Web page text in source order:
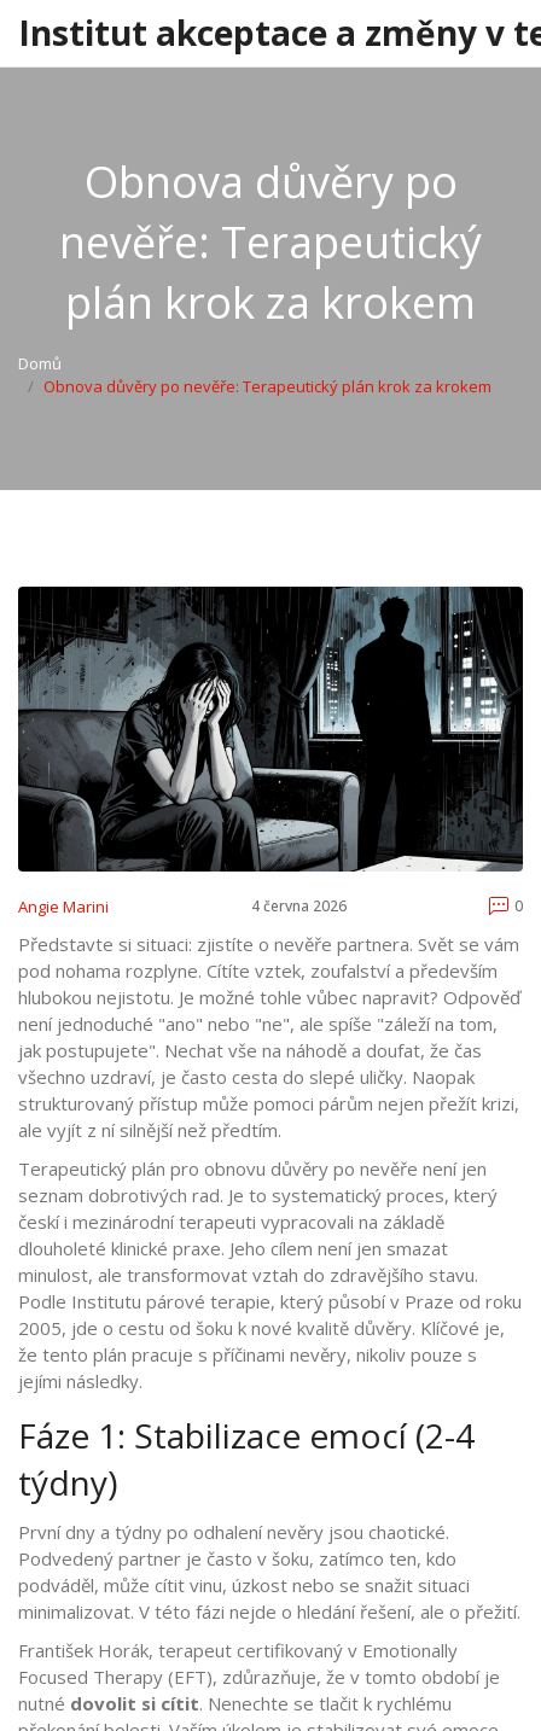
Institut akceptace a změny v
Obnova důvěry po
nevěře: Terapeutický
plán krok za krokem
Domů
Obnova důvěry po nevěře: Terapeutický plán krok za krokem
Angie Marini 4 června 2026 0
Představte si situaci: zjistíte o nevěře partnera. Svět se vám
pod nohama rozplyne. Cítíte vztek, zoufalství a především
hlubokou nejistotu. Je možné tohle vůbec napravit? Odpověď
není jednoduché "ano" nebo "ne", ale spíše "záleží na tom,
jak postupujete". Nechat vše na náhodě a doufat, že čas
všechno uzdraví, je často cesta do slepé uličky. Naopak
strukturovaný přístup může pomoci párům nejen přežít krizi,
ale vyjít z ní silnější než předtím.
Terapeutický plán pro obnovu důvěry po nevěře není jen
seznam dobrotivých rad. Je to systematický proces, který
českí i mezinárodní terapeuti vypracovali na základě
dlouholeté klinické praxe. Jeho cílem není jen smazat
minulost, ale transformovat vztah do zdravějšího stavu.
Podle Institutu párové terapie, který působí v Praze od roku
2005, jde o cestu od šoku k nové kvalitě důvěry. Klíčové je,
že tento plán pracuje s příčinami nevěry, nikoliv pouze s
jejími následky.
Fáze 1: Stabilizace emocí (2-4
týdny)
První dny a týdny po odhalení nevěry jsou chaotické.
Podvedený partner je často v šoku, zatímco ten, kdo
podváděl, může cítit vinu, úzkost nebo se snažit situaci
minimalizovat. V této fázi nejde o hledání řešení, ale o přežití.
František Horák, terapeut certifikovaný v Emotionally
Focused Therapy (EFT), zdůrazňuje, že v tomto období je
nutné dovolit si cítit. Nenechte se tlačit k rychlému